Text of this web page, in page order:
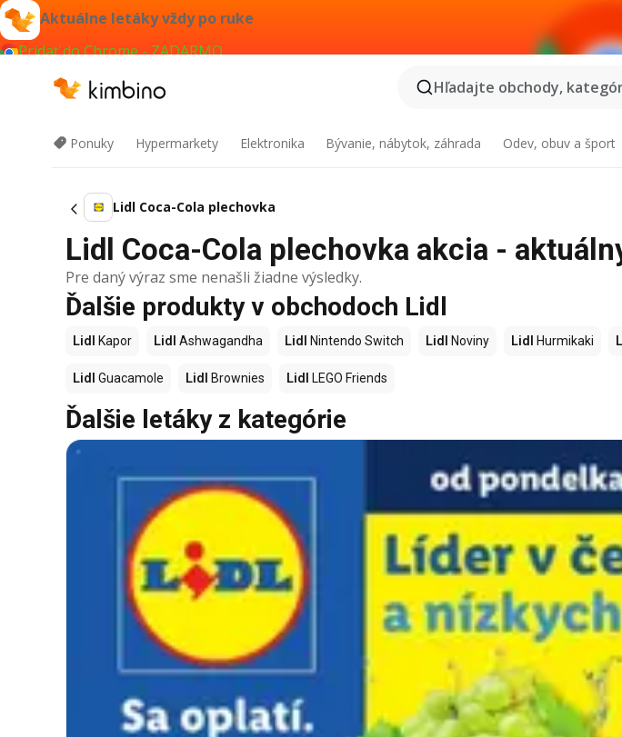
Aktuálne letáky vždy po ruke
Pridať do Chrome - ZADARMO
Hľadajte obchody,
Ponuky Hypermarkety Elektronika Bývanie, nábytok, záhrada Odev, obuv a šport
Lidl Coca-Cola plechovka
Lidl Coca-Cola plechovka akcia -
Pre daný výraz sme nenašli žiadne výsledky.
Ďalšie produkty v obchodoch Lidl
Lidl Kapor Lidl Ashwagandha Lidl Nintendo Switch Lidl Noviny Lidl Hurmikaki
Lidl Guacamole Lidl Brownies Lidl LEGO Friends
Ďalšie letáky z kategórie